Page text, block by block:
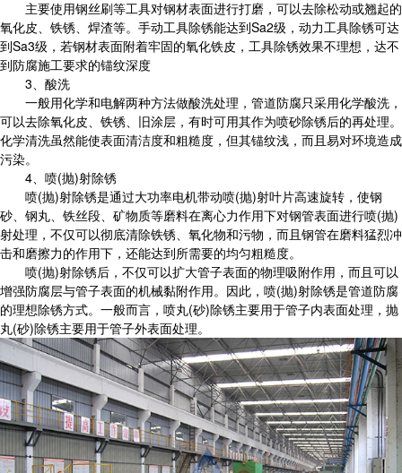
主要使用钢丝刷等工具对钢材表面进行打磨，可以去除松动或翘起的
氧化皮、铁锈、焊渣等。手动工具除锈能达到Sa2级，动力工具除锈可达
到Sa3级，若钢材表面附着牢固的氧化铁皮，工具除锈效果不理想，达不
到防腐施工要求的锚纹深度
3、酸洗
一般用化学和电解两种方法做酸洗处理，管道防腐只采用化学酸洗，
可以去除氧化皮、铁锈、旧涂层，有时可用其作为喷砂除锈后的再处理。
化学清洗虽然能使表面清洁度和粗糙度，但其锚纹浅，而且易对环境造成
污染。
4、喷(抛)射除锈
喷(抛)射除锈是通过大功率电机带动喷(抛)射叶片高速旋转，使钢
砂、钢丸、铁丝段、矿物质等磨料在离心力作用下对钢管表面进行喷(抛)
射处理，不仅可以彻底清除铁锈、氧化物和污物，而且钢管在磨料猛烈冲
击和磨擦力的作用下，还能达到所需要的均匀粗糙度。
喷(抛)射除锈后，不仅可以扩大管子表面的物理吸附作用，而且可以
增强防腐层与管子表面的机械黏附作用。因此，喷(抛)射除锈是管道防腐
的理想除锈方式。一般而言，喷丸(砂)除锈主要用于管子内表面处理，抛
丸(砂)除锈主要用于管子外表面处理。